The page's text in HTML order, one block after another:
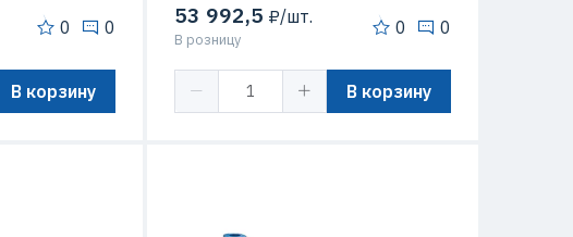
0 0
В корзину
53 992,5 ₽/шт.
В розницу
0 0
В корзину